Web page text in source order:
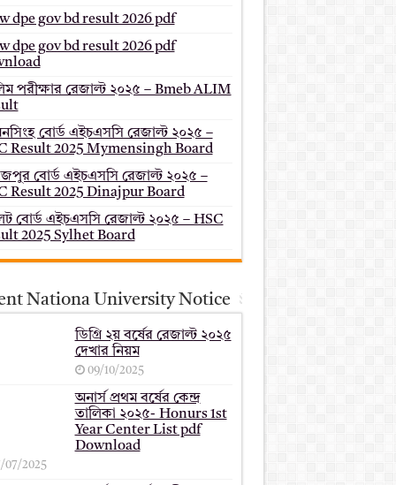
dpe gov bd result 2026 pdf
dpe gov bd result 2026 pdf
পরীক্ষার রেজাল্ট ২০২৫ – Bmeb ALIM
বোর্ড এইচএসসি রেজাল্ট ২০২৫ –
Result 2025 Mymensingh Board
বোর্ড এইচএসসি রেজাল্ট ২০২৫ –
Result 2025 Dinajpur Board
বোর্ড এইচএসসি রেজাল্ট ২০২৫ – HSC
2025 Sylhet Board
Nationa University Notice
ডিগ্রি ২য় বর্ষের রেজাল্ট ২০২৫
দেখার নিয়ম
09/10/2025
অনার্স প্রথম বর্ষের কেন্দ্র
তালিকা ২০২৫- Honurs 1st
Year Center List pdf
Download
07/2025